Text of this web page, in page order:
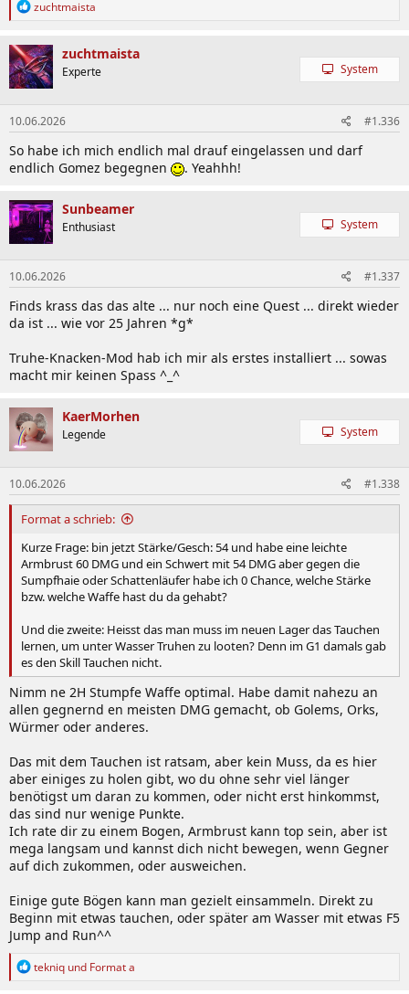
R
k
t
i
o
n
e
n
:
zuchtmaista
zuchtmaista
Experte System
10.06.2026 #1.336
So habe ich mich endlich mal drauf eingelassen und darf
endlich Gomez begegnen
. Yeahhh!
Sunbeamer
Enthusiast System
10.06.2026 #1.337
Finds krass das das alte ... nur noch eine Quest ... direkt wieder
da ist ... wie vor 25 Jahren *g*
Truhe-Knacken-Mod hab ich mir als erstes installiert ... sowas
macht mir keinen Spass ^_^
KaerMorhen
Legende System
10.06.2026 #1.338
Format a schrieb:
Kurze Frage: bin jetzt Stärke/Gesch: 54 und habe eine leichte
Armbrust 60 DMG und ein Schwert mit 54 DMG aber gegen die
Sumpfhaie oder Schattenläufer habe ich 0 Chance, welche Stärke
bzw. welche Waffe hast du da gehabt?
Und die zweite: Heisst das man muss im neuen Lager das Tauchen
lernen, um unter Wasser Truhen zu looten? Denn im G1 damals gab
es den Skill Tauchen nicht.
Nimm ne 2H Stumpfe Waffe optimal. Habe damit nahezu an
allen gegnernd en meisten DMG gemacht, ob Golems, Orks,
Würmer oder anderes.
Das mit dem Tauchen ist ratsam, aber kein Muss, da es hier
aber einiges zu holen gibt, wo du ohne sehr viel länger
benötigst um daran zu kommen, oder nicht erst hinkommst,
das sind nur wenige Punkte.
Ich rate dir zu einem Bogen, Armbrust kann top sein, aber ist
mega langsam und kannst dich nicht bewegen, wenn Gegner
auf dich zukommen, oder ausweichen.
Einige gute Bögen kann man gezielt einsammeln. Direkt zu
Beginn mit etwas tauchen, oder später am Wasser mit etwas F5
Jump and Run^^
R
tekniq und Format a